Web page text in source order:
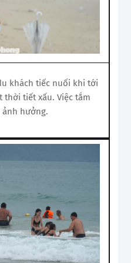
khách tiếc nuối khi tới
thời tiết xấu. Việc tắm
hưởng.